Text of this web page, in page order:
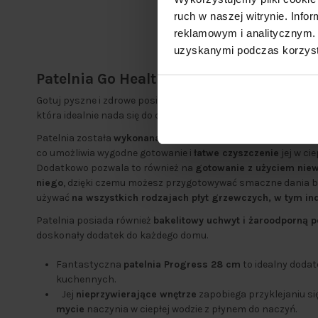
ruch w naszej witrynie.
reklamowym i
uzyskanymi podczas
Patelnia Go Healthy Fry Pan Progress
Gotuj pyszne i zdrowe posiłki dla całej rodziny na
która idealnie nada się do codziennego użytku.
Patelnia została wykonana z trwałego, prasowanego
co umożliwia wygodne gotowanie i łatwe czyszczenie jej w
Dodatkowo pozwala to również na gotowanie z użyciem
niego, dzięki czemu możesz przygotowywać smaczne dania
używać na wszystkich rodzajach płyt grzewczych, w tym
Patelnia posiada również bakelitowy uchwyt i żaroodporną
doskonały dodatek do każdego domu.
Fantastyczna patelnia Progress 28 cm to idealny
kuchennych.
Jej nieprzywierające wnętrze zapobiega przyklejaniu
mycie naczynia w ciepłej wodzie z płynem do naczyń.